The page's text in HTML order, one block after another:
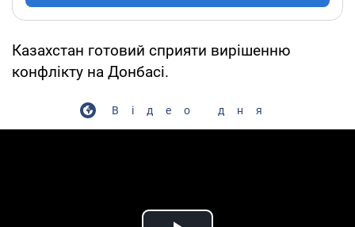
Казахстан готовий сприяти вирішенню
конфлікту на Донбасі.
Відео дня